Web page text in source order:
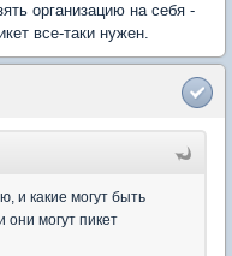
организацию на себя -
все-таки нужен.
и какие могут быть
они могут пикет